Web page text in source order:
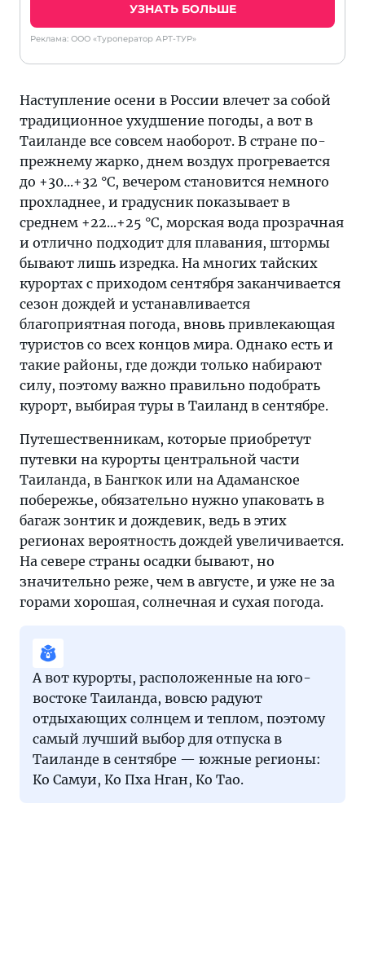
УЗНАТЬ БОЛЬШЕ
Реклама: ООО «Туроператор АРТ-ТУР»
Наступление осени в России влечет за собой
традиционное ухудшение погоды, а вот в
Таиланде все совсем наоборот. В стране по-
прежнему жарко, днем воздух прогревается
до +30...+32 °C, вечером становится немного
прохладнее, и градусник показывает в
среднем +22...+25 °C, морская вода прозрачная
и отлично подходит для плавания, штормы
бывают лишь изредка. На многих тайских
курортах с приходом сентября заканчивается
сезон дождей и устанавливается
благоприятная погода, вновь привлекающая
туристов со всех концов мира. Однако есть и
такие районы, где дожди только набирают
силу, поэтому важно правильно подобрать
курорт, выбирая туры в Таиланд в сентябре.
Путешественникам, которые приобретут
путевки на курорты центральной части
Таиланда, в Бангкок или на Адаманское
побережье, обязательно нужно упаковать в
багаж зонтик и дождевик, ведь в этих
регионах вероятность дождей увеличивается.
На севере страны осадки бывают, но
значительно реже, чем в августе, и уже не за
горами хорошая, солнечная и сухая погода.
А вот курорты, расположенные на юго-
востоке Таиланда, вовсю радуют
отдыхающих солнцем и теплом, поэтому
самый лучший выбор для отпуска в
Таиланде в сентябре — южные регионы:
Ко Самуи, Ко Пха Нган, Ко Тао.